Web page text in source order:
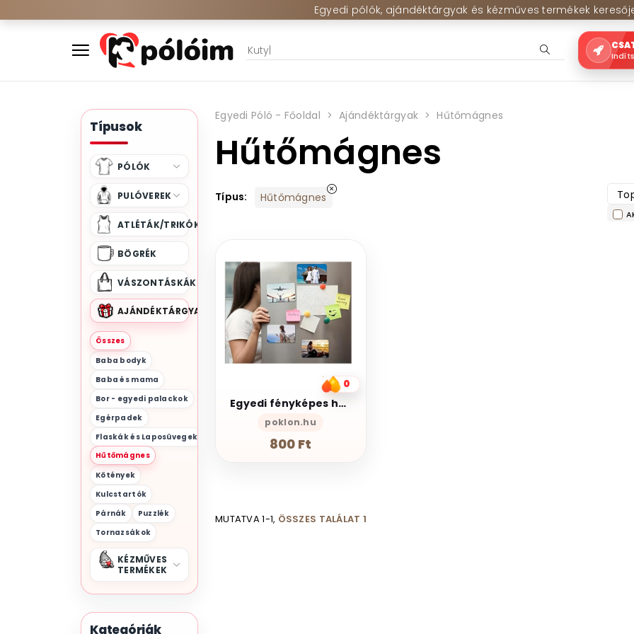
Egyedi pólók, ajándéktárgyak és kézműves termékek
Típusok
PÓLÓK
PULÓVEREK
ATLÉTÁK/TRIKÓK
BÖGRÉK
VÁSZONTÁSKÁK
AJÁNDÉKTÁRGYAK
Összes
Baba bodyk
Baba és mama
Bor - egyedi palackok
Egérpadek
Flaskák és Laposüvegek
Hűtőmágnes
Kötények
Kulcstartók
Párnák
Puzzlék
Tornazsákok
KÉZMŰVES
TERMÉKEK
Kategóriák
Egyedi Póló - Főoldal Ajándéktárgyak Hűtőmágnes
Hűtőmágnes
Típus: Hűtőmágnes
0
Egyedi fényképes hűtőmágnes
poklon.hu
800 Ft
MUTATVA 1-1, ÖSSZES TALÁLAT 1